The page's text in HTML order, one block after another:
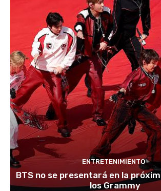
ENTRETENIMIENTO
BTS no se presentará en la
los Grammy